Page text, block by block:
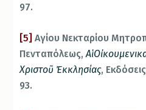
97.
[5] Αγίου Νεκταρίου
Πενταπόλεως,Αἱ
Χριστοῦ Ἐκκλησίας,
93.